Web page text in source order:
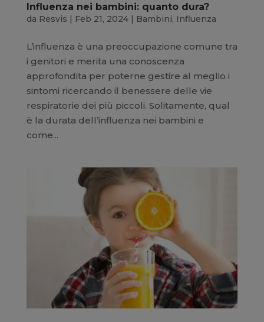
Influenza nei bambini: quanto dura?
da Resvis | Feb 21, 2024| Bambini, Influenza
L’influenza è una preoccupazione comune tra
i genitori e merita una conoscenza
approfondita per poterne gestire al meglio i
sintomi ricercando il benessere delle vie
respiratorie dei più piccoli. Solitamente, qual
è la durata dell’influenza nei bambini e
come...